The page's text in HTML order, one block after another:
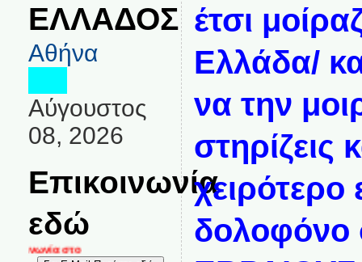
ΕΛΛΑΔΟΣ
Αθήνα
Αύγουστος
08, 2026
Επικοινωνία
εδώ
στο
έτσι
Ελλάδα/
να την
στηρίζεις
χειρότερο
δολοφόνο